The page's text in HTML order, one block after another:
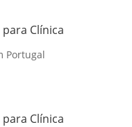
Clínica
Portugal
Clínica